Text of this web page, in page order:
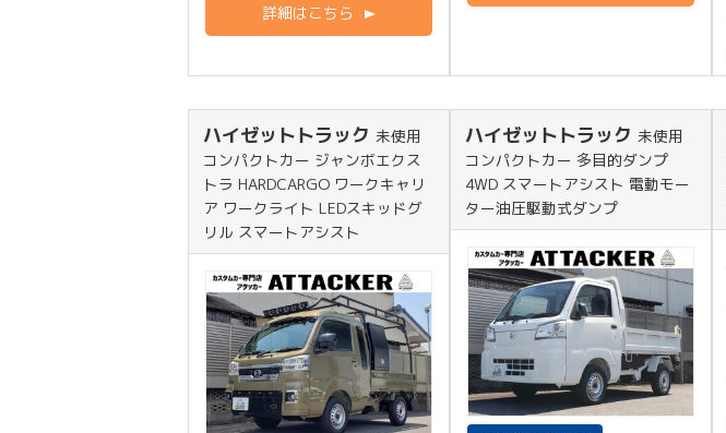
詳細はこちら
ハイゼットトラック 未使用
コンパクトカー ジャンボエクス
トラ HARDCARGO ワークキャリ
ア ワークライト LEDスキッドグ
リル スマートアシスト
ハイゼットトラック 未使用
コンパクトカー 多目的ダンプ
4WD スマートアシスト 電動モー
ター油圧駆動式ダンプ